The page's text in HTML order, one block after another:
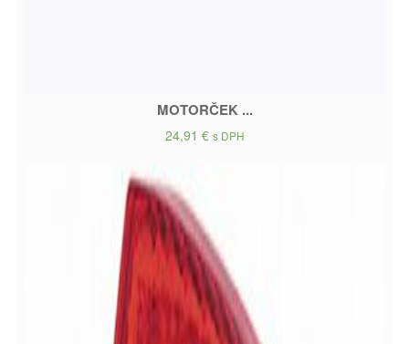
MOTORČEK ...
24,91 € s DPH